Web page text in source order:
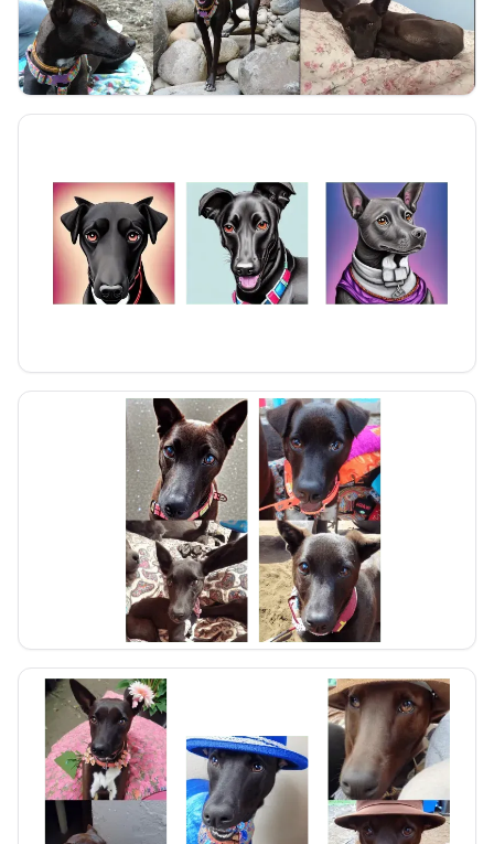
Imagenes de la yeye
Imagenes generadas de la yeye
Imagenes generadas de la yeye